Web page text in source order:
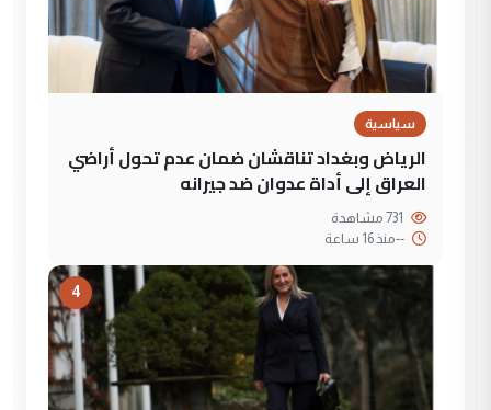
سياسية
الرياض وبغداد تناقشان ضمان عدم تحول أراضي
العراق إلى أداة عدوان ضد جيرانه
--منذ 16 ساعة
4